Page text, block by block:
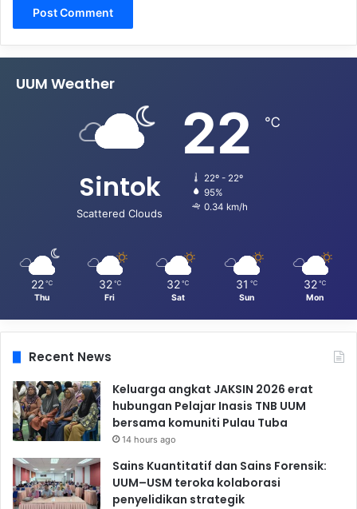
UUM Weather
Sintok
Scattered Clouds
22 ℃
22º - 22º
95%
0.34 km/h
22 ℃
Thu
32 ℃
Fri
32 ℃
Sat
31 ℃
Sun
32 ℃
Mon
Recent News
Keluarga angkat JAKSIN 2026 erat
hubungan Pelajar Inasis TNB UUM
bersama komuniti Pulau Tuba
14 hours ago
Sains Kuantitatif dan Sains Forensik:
UUM–USM teroka kolaborasi
penyelidikan strategik